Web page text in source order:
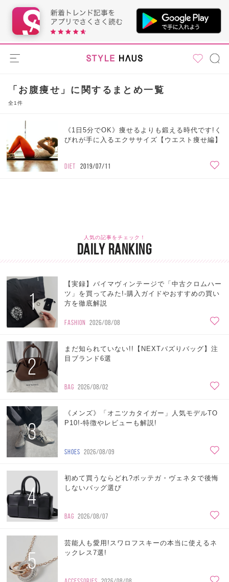
「お腹痩せ」に関するまとめ一覧
全1件
《1日5分でOK》痩せるよりも鍛える時代です!く
びれが手に入るエクササイズ【ウエスト痩せ編】
DIET 2019/07/11
人気の記事をチェック！
DAILY RANKING
1
【実録】バイマヴィンテージで「中古クロムハー
ツ」を買ってみた!-購入ガイドやおすすめの買い
方を徹底解説
FASHION 2026/08/08
2
まだ知られていない!!【NEXTバズりバッグ】注
目ブランド6選
BAG 2026/08/02
3
《メンズ》「オニツカタイガー」人気モデルTO
P10!-特徴やレビューも解説!
SHOES 2026/08/09
4
初めて買うならどれ?ボッテガ・ヴェネタで後悔
しないバッグ選び
BAG 2026/08/07
5
芸能人も愛用!スワロフスキーの本当に使えるネ
ックレス7選!